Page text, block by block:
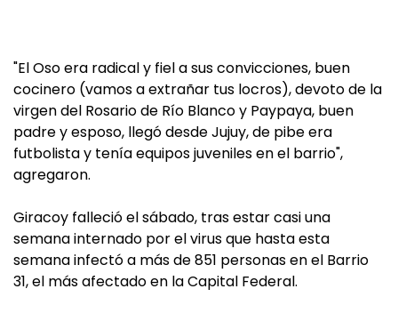
"El Oso era radical y fiel a sus convicciones, buen
cocinero (vamos a extrañar tus locros), devoto de la
virgen del Rosario de Río Blanco y Paypaya, buen
padre y esposo, llegó desde Jujuy, de pibe era
futbolista y tenía equipos juveniles en el barrio",
agregaron.
Giracoy falleció el sábado, tras estar casi una
semana internado por el virus que hasta esta
semana infectó a más de 851 personas en el Barrio
31, el más afectado en la Capital Federal.